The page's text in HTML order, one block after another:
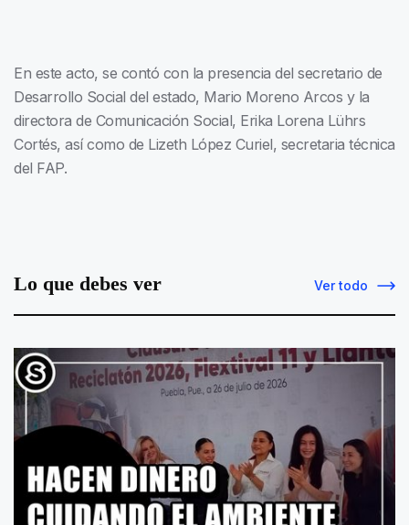
En este acto, se contó con la presencia del secretario de
Desarrollo Social del estado, Mario Moreno Arcos y la
directora de Comunicación Social, Erika Lorena Lührs
Cortés, así como de Lizeth López Curiel, secretaria técnica
del FAP.
Lo que debes ver Ver todo